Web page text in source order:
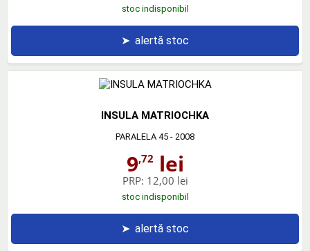
stoc indisponibil
➤ alertă stoc
INSULA MATRIOCHKA
PARALELA 45 - 2008
9,72lei
PRP: 12,00 lei
stoc indisponibil
➤ alertă stoc